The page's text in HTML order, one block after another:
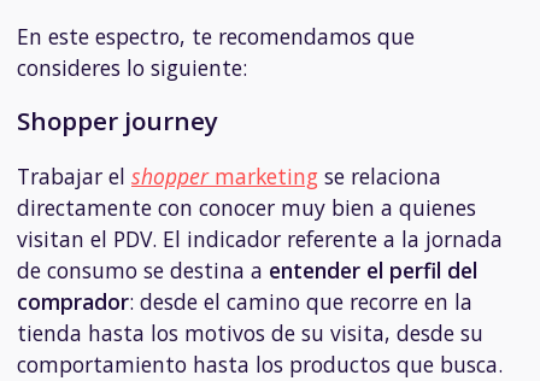
En este espectro, te recomendamos que
consideres lo siguiente:
Shopper journey
Trabajar el shoppermarketing se relaciona
directamente con conocer muy bien a quienes
visitan el PDV. El indicador referente a la jornada
de consumo se destina a entender el perfil del
comprador: desde el camino que recorre en la
tienda hasta los motivos de su visita, desde su
comportamiento hasta los productos que busca.